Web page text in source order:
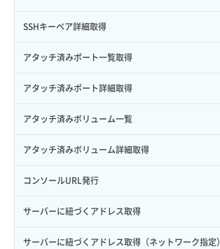
サブユーザー作成
サブユーザー削除
サブユーザー更新
サブユーザー詳細取得
トークン発行
パーミッション一覧取得
ロールからパーミッションを紐づけ解除
ロールにパーミッションを紐づけ
バックアップリストア
バックアップ一覧取得
バックアップ詳細一覧取得
バックアップ詳細取得
ボリュームイメージ保存
ボリュームタイプ一覧取得
ボリュームタイプ詳細取得
ボリューム一覧取得
イメージ保存容量変更
イメージ削除
イメージ詳細取得
SSHキーペア詳細取得
アタッチ済みポート一覧取得
アタッチ済みポート詳細取得
アタッチ済みボリューム一覧
アタッチ済みボリューム詳細取得
コンソールURL発行
サーバーに紐づくアドレス取得
サーバーに紐づくアドレス取得（ネットワーク指定）